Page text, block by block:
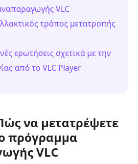
VLC
τρόπος μετατροπής
ερωτήσεις σχετικά με την
από το VLC Player
να μετατρέψετε
πρόγραμμα
VLC